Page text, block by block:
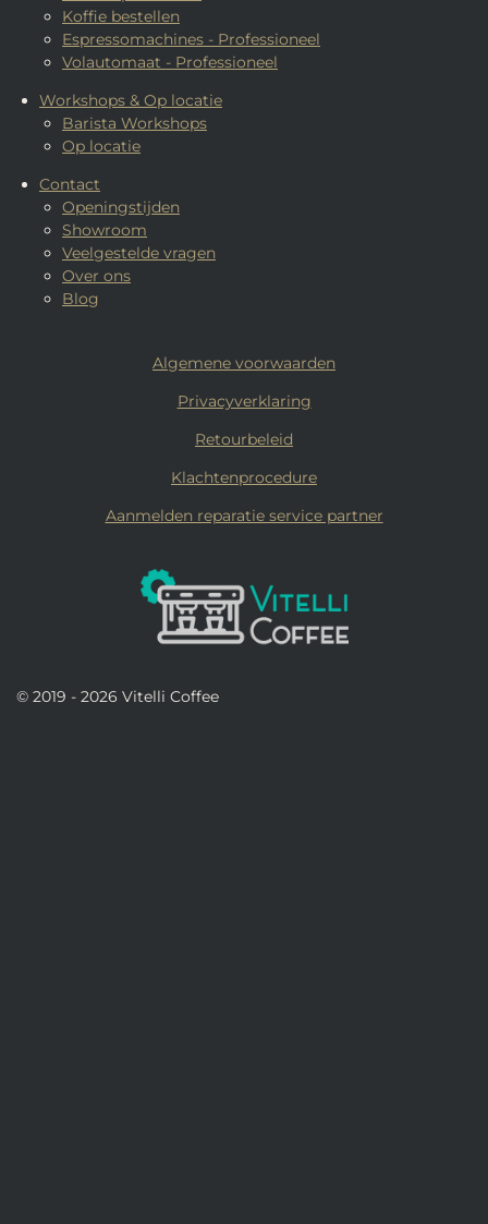
Koffie bestellen
Espressomachines - Professioneel
Volautomaat - Professioneel
Workshops & Op locatie
Barista Workshops
Op locatie
Contact
Openingstijden
Showroom
Veelgestelde vragen
Over ons
Blog
Algemene voorwaarden
Privacyverklaring
Retourbeleid
Klachtenprocedure
Aanmelden reparatie service partner
© 2019 - 2026 Vitelli Coffee